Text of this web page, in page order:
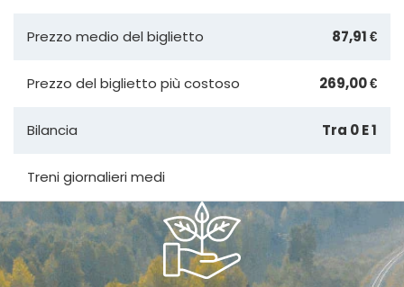
Prezzo medio del biglietto 87,91 €
Prezzo del biglietto più costoso 269,00 €
Bilancia Tra 0 E 1
Treni giornalieri medi